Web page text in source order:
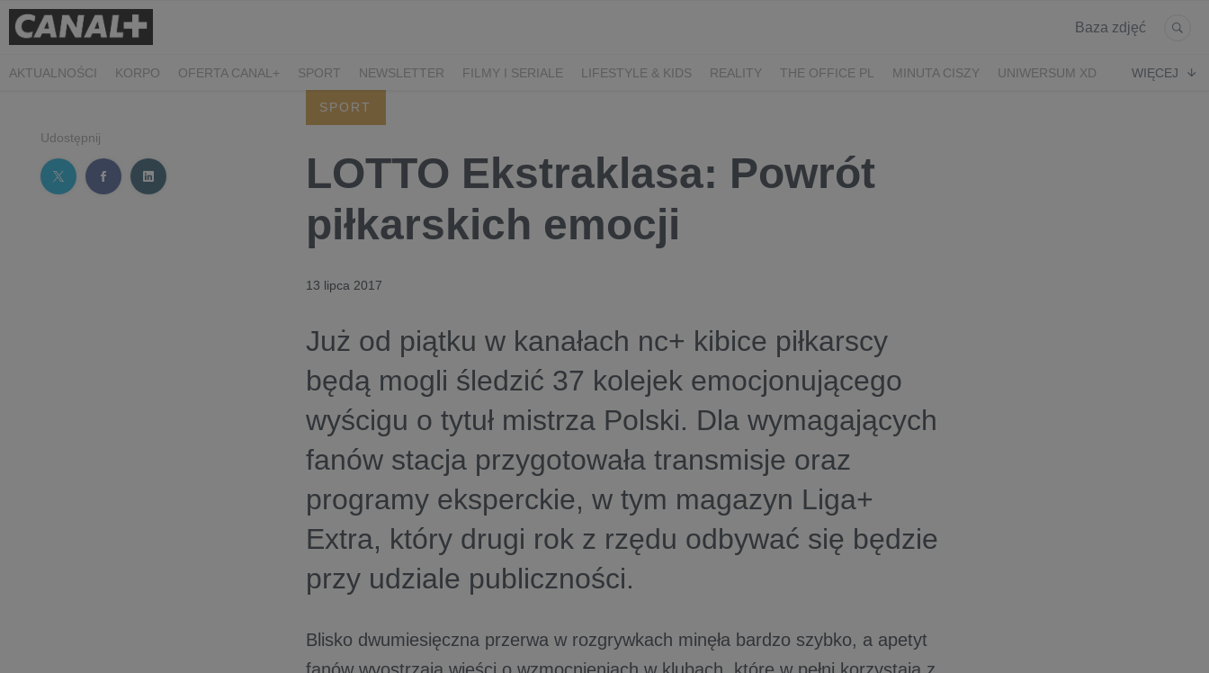
Baza zdjęć
AKTUALNOŚCI KORPO OFERTA CANAL+ SPORT NEWSLETTER FILMY I SERIALE LIFESTYLE & KIDS REALITY THE OFFICE PL MINUTA CISZY
UNIWERSUM XD
ALGORYTM MIŁOŚCI
PLANETA SINGLI. OSIEM HISTORII
KIDS DOKUMENT
WIĘCEJ
Udostępnij
SPORT
LOTTO Ekstraklasa: Powrót
piłkarskich emocji
13 lipca 2017
Już od piątku w kanałach nc+ kibice piłkarscy
będą mogli śledzić 37 kolejek emocjonującego
wyścigu o tytuł mistrza Polski. Dla wymagających
fanów stacja przygotowała transmisje oraz
programy eksperckie, w tym magazyn Liga+
Extra, który drugi rok z rzędu odbywać się będzie
przy udziale publiczności.
Blisko dwumiesięczna przerwa w rozgrywkach minęła bardzo szybko, a apetyt